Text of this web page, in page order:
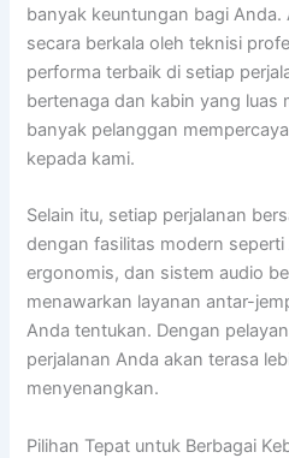
banyak keuntungan bagi Anda.
secara berkala oleh teknisi
performa terbaik di setiap
bertenaga dan kabin yang luas
banyak pelanggan
kepada kami.
Selain itu, setiap perjalanan
dengan fasilitas modern
ergonomis, dan sistem audio
menawarkan layanan antar-
Anda tentukan. Dengan
perjalanan Anda akan terasa
menyenangkan.
Pilihan Tepat untuk Berbagai